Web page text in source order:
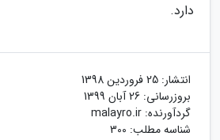
دارد.
انتشار: 25 فروردین 1398
بروزرسانی: 26 آبان 1399
گردآورنده: malayro.ir
شناسه مطلب: 300